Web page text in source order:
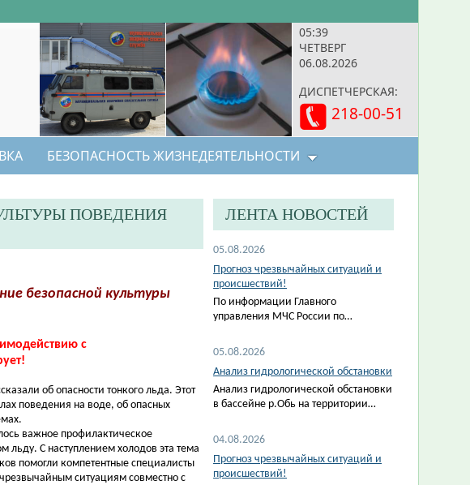
05:39
ЧЕТВЕРГ
06.08.2026
ДИСПЕТЧЕРСКАЯ:
218-00-51
БЕЗОПАСНОСТЬ ЖИЗНЕДЕЯТЕЛЬНОСТИ
ПОВЕДЕНИЯ
безопасной культуры
с
об опасности тонкого льда. Этот
поведения на воде, об опасных
важное профилактическое
С наступлением холодов эта тема
помогли компетентные специалисты
ситуациям совместно с
ЛЕНТА НОВОСТЕЙ
05.08.2026
Прогноз чрезвычайных ситуаций и
происшествий!
По информации Главного
управления МЧС России по…
05.08.2026
Анализ гидрологической обстановки
Анализ гидрологической обстановки
в бассейне р.Обь на территории…
04.08.2026
Прогноз чрезвычайных ситуаций и
происшествий!